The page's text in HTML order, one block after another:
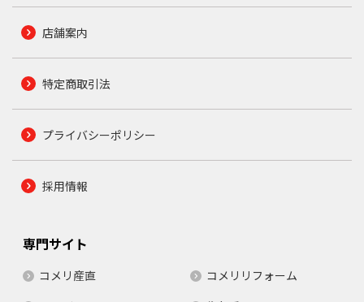
店舗案内
特定商取引法
プライバシーポリシー
採用情報
専門サイト
コメリ産直
コメリリフォーム